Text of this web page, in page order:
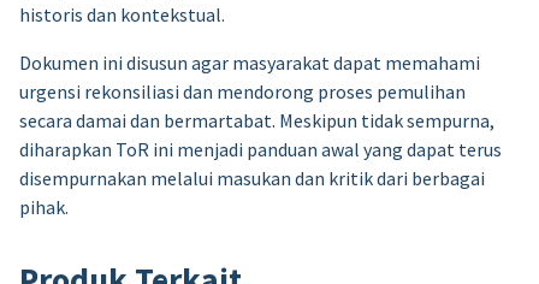
historis dan kontekstual.
Dokumen ini disusun agar masyarakat dapat memahami
urgensi rekonsiliasi dan mendorong proses pemulihan
secara damai dan bermartabat. Meskipun tidak sempurna,
diharapkan ToR ini menjadi panduan awal yang dapat terus
disempurnakan melalui masukan dan kritik dari berbagai
pihak.